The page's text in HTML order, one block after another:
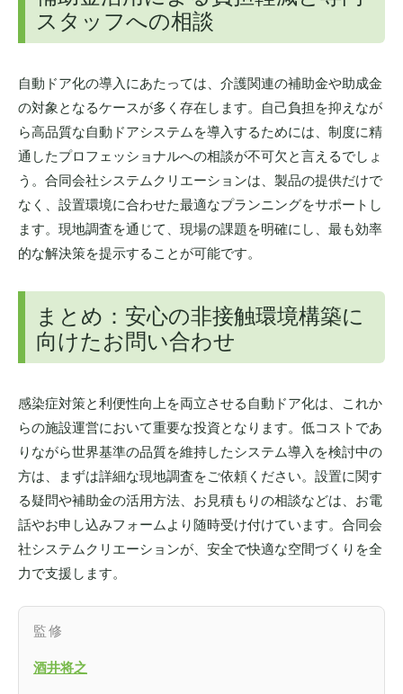
スタッフへの相談
自動ドア化の導入にあたっては、介護関連の補助金や助成金
の対象となるケースが多く存在します。自己負担を抑えなが
ら高品質な自動ドアシステムを導入するためには、制度に精
通したプロフェッショナルへの相談が不可欠と言えるでしょ
う。合同会社システムクリエーションは、製品の提供だけで
なく、設置環境に合わせた最適なプランニングをサポートし
ます。現地調査を通じて、現場の課題を明確にし、最も効率
的な解決策を提示することが可能です。
まとめ：安心の非接触環境構築に
向けたお問い合わせ
感染症対策と利便性向上を両立させる自動ドア化は、これか
らの施設運営において重要な投資となります。低コストであ
りながら世界基準の品質を維持したシステム導入を検討中の
方は、まずは詳細な現地調査をご依頼ください。設置に関す
る疑問や補助金の活用方法、お見積もりの相談などは、お電
話やお申し込みフォームより随時受け付けています。合同会
社システムクリエーションが、安全で快適な空間づくりを全
力で支援します。
監修
酒井将之